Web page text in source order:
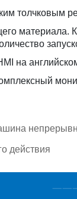
толчковым
материала.
на
действия